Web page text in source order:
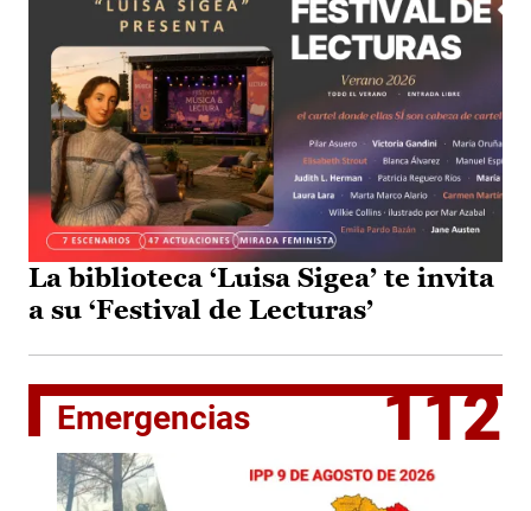
La biblioteca ‘Luisa Sigea’ te invita
a su ‘Festival de Lecturas’
Emergencias 112